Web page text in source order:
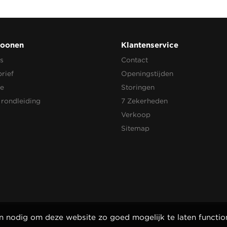
nodig om deze website zo goed mogelijk te laten
Klantenservice
Contact
Openingstijden
Storingen
7 Zekerheden
Verkoop
Sitemap